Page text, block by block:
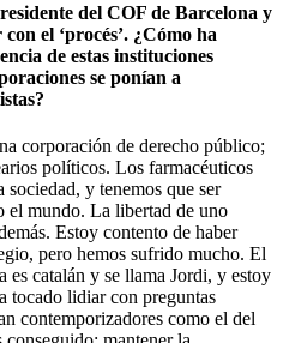
del COF de Barcelona y
el ‘procés’. ¿Cómo ha
de estas instituciones
se ponían a
corporación de derecho público;
políticos. Los farmacéuticos
y tenemos que ser
el mundo. La libertad de uno
Estoy contento de haber
pero hemos sufrido mucho. El
es catalán y se llama Jordi, y estoy
tocado lidiar con preguntas
contemporizadores como el del